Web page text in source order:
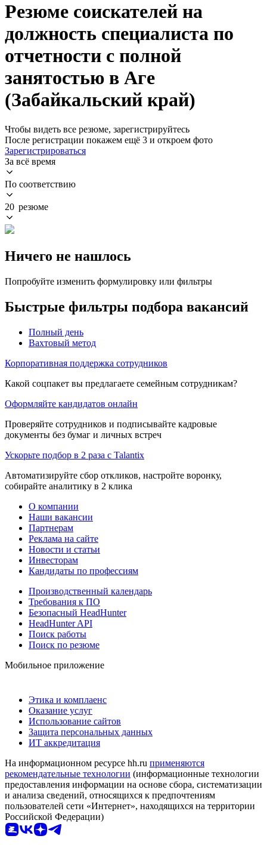
Резюме соискателей на
должность специалиста по
отчетности с полной
занятостью в Аге
(Забайкальский край)
Чтобы видеть все резюме, зарегистрируйтесь
После регистрации покажем ещё 3 и откроем фото
Зарегистрироваться
За всё время
По соответствию
20 резюме
Ничего не нашлось
Попробуйте изменить формулировку или фильтры
Быстрые фильтры подбора вакансий
Полный день
Вахтовый метод
Корпоративная поддержка сотрудников
Какой соцпакет вы предлагаете семейным сотрудникам?
Оформляйте кандидатов онлайн
Проверяйте сотрудников и подписывайте кадровые
документы без бумаг и личных встреч
Ускорьте подбор в 2 раза с Talantix
Автоматизируйте сбор откликов, настройте воронку,
собирайте аналитику в 2 клика
О компании
Наши вакансии
Партнерам
Реклама на сайте
Новости и статьи
Инвесторам
Кандидаты по профессиям
Производственный календарь
Требования к ПО
Безопасный HeadHunter
HeadHunter API
Поиск работы
Поиск по резюме
Мобильное приложение
Этика и комплаенс
Оказание услуг
Использование сайтов
Защита персональных данных
ИТ аккредитация
На информационном ресурсе hh.ru применяются
рекомендательные технологии (информационные технологии
предоставления информации на основе сбора, систематизации
и анализа сведений, относящихся к предпочтениям
пользователей сети «Интернет», находящихся на территории
Российской Федерации)